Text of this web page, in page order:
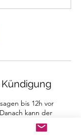
bis 12h vor
kann der
werden. Dies
diese müssen